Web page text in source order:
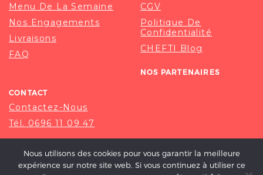
Menu De La Semaine
Nos Engagements
Livraisons
FAQ
CGV
Politique De
Confidentialité
CHEFTI Blog
NOS PARTENAIRES
CONTACT
Contactez-Nous
Tél. 0696 11 09 47
Nous utilisons des cookies pour vous garantir la meilleure
expérience sur notre site web. Si vous continuez à utiliser ce